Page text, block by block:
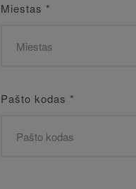
Miestas *
Pašto kodas *